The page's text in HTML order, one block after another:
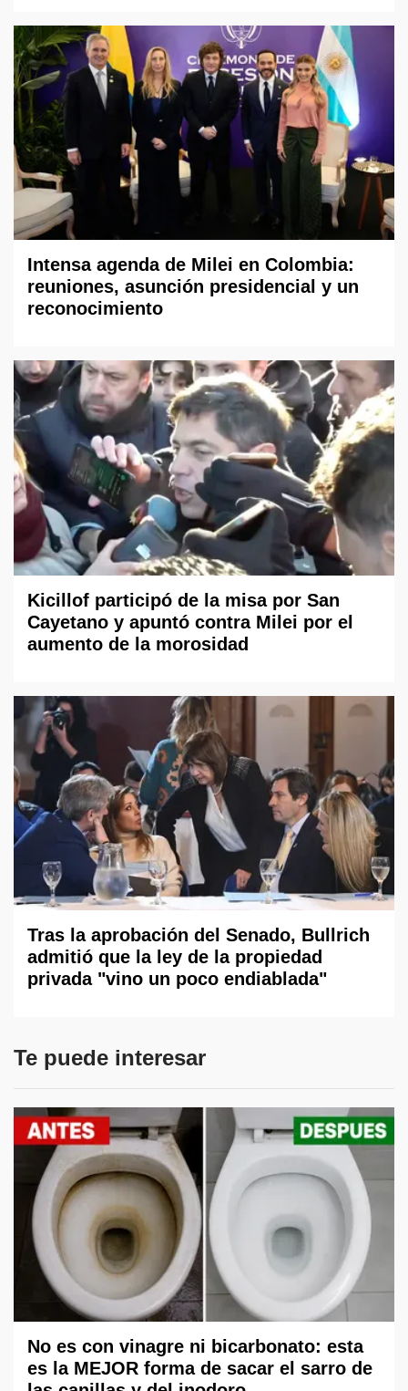
Intensa agenda de Milei en Colombia:
reuniones, asunción presidencial y un
reconocimiento
Kicillof participó de la misa por San
Cayetano y apuntó contra Milei por el
aumento de la morosidad
Tras la aprobación del Senado, Bullrich
admitió que la ley de la propiedad
privada "vino un poco endiablada"
Te puede interesar
No es con vinagre ni bicarbonato: esta
es la MEJOR forma de sacar el sarro de